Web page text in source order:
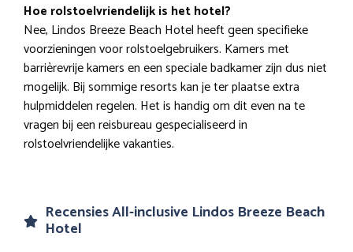
Hoe rolstoelvriendelijk is het hotel?
Nee, Lindos Breeze Beach Hotel heeft geen specifieke
voorzieningen voor rolstoelgebruikers. Kamers met
barrièrevrije kamers en een speciale badkamer zijn dus niet
mogelijk. Bij sommige resorts kan je ter plaatse extra
hulpmiddelen regelen. Het is handig om dit even na te
vragen bij een reisbureau gespecialiseerd in
rolstoelvriendelijke vakanties.
Recensies All-inclusive Lindos Breeze Beach
Hotel